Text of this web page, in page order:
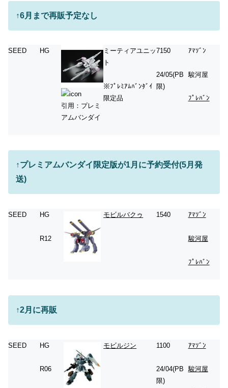
↑6月まで再販予定なし
SEED HG
引用：プレミ
アムバンダイ
ミーティアユニッ
ト
※ﾌﾟﾚﾐｱﾑﾊﾞﾝﾀﾞｲ
限定品
7150
24/05(PB
限)
ｱﾏｿﾞﾝ
駿河屋
ﾌﾟﾚﾊﾞﾝ
↑プレミアムバンダイ限定版が1月に予約受付(5月発
送)
SEED HG
R12
モビルバクゥ 1540 ｱﾏｿﾞﾝ
駿河屋
ﾌﾟﾚﾊﾞﾝ
↑2月に再販
SEED HG
R06
モビルジン 1100
24/04(PB
限)
ｱﾏｿﾞﾝ
駿河屋